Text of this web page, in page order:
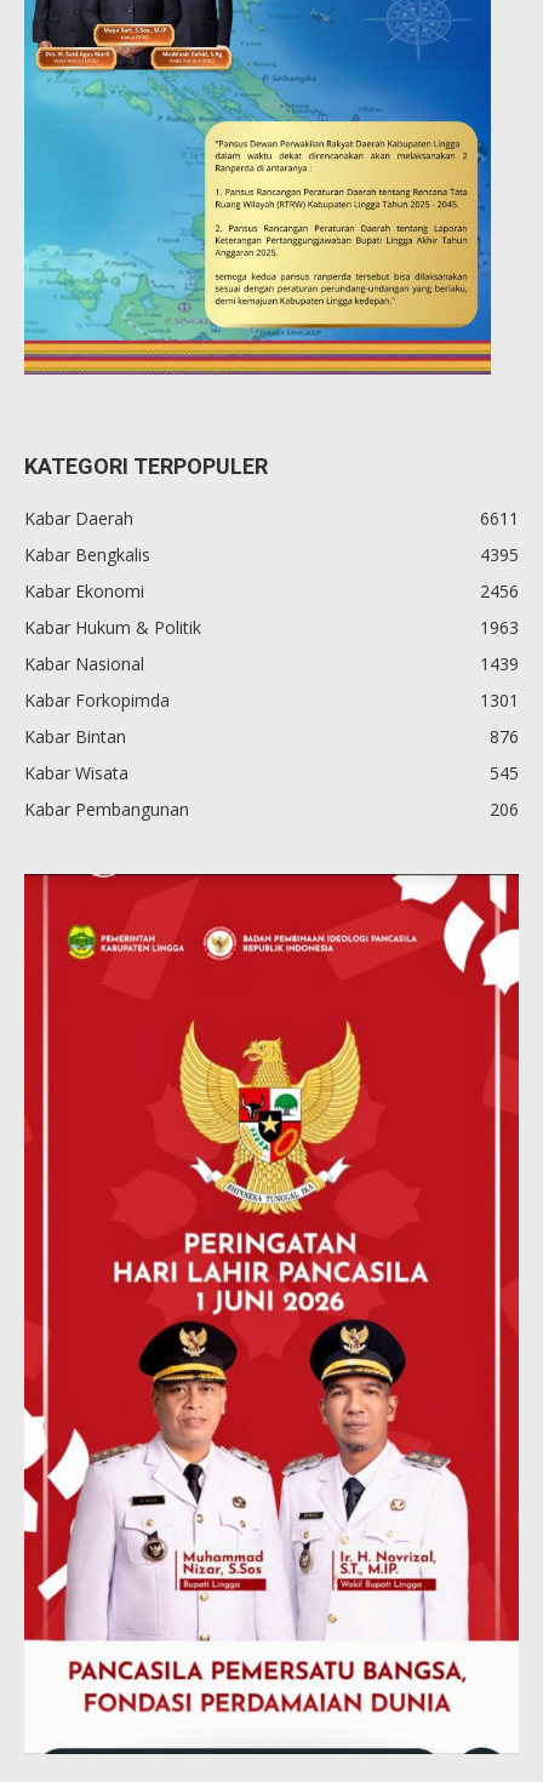
KATEGORI TERPOPULER
Kabar Daerah
6611
Kabar Bengkalis
4395
Kabar Ekonomi
2456
Kabar Hukum & Politik
1963
Kabar Nasional
1439
Kabar Forkopimda
1301
Kabar Bintan
876
Kabar Wisata
545
Kabar Pembangunan
206